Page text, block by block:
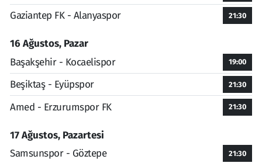
Gaziantep FK - Alanyaspor 21:30
16 Ağustos, Pazar
Başakşehir - Kocaelispor
19:00
Beşiktaş - Eyüpspor 21:30
Amed - Erzurumspor FK 21:30
17 Ağustos, Pazartesi
Samsunspor - Göztepe
21:30